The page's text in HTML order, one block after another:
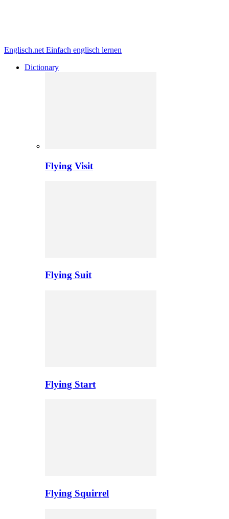
Englisch.net Einfach englisch lernen
Dictionary
Flying Visit
Flying Suit
Flying Start
Flying Squirrel